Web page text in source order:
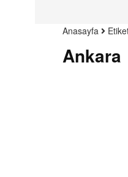
Anasayfa
Ankara